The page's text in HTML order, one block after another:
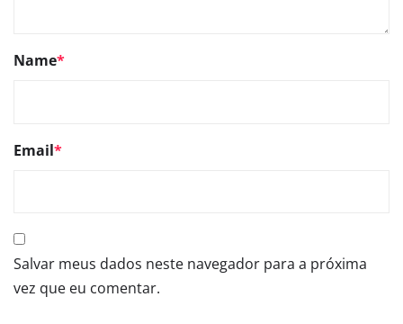
Name*
Email*
Salvar meus dados neste navegador para a próxima
vez que eu comentar.